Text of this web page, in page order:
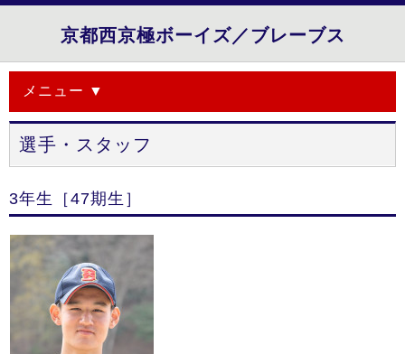
京都西京極ボーイズ／ブレーブス
メニュー ▼
選手・スタッフ
3年生［47期生］